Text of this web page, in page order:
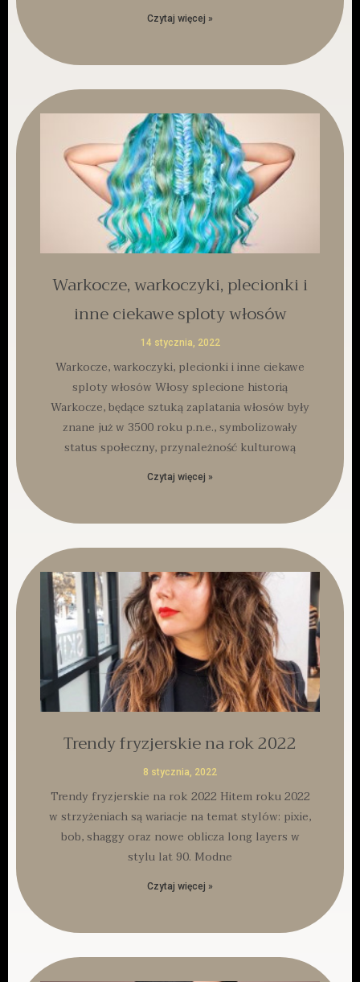
Czytaj więcej »
Warkocze, warkoczyki, plecionki i
inne ciekawe sploty włosów
14 stycznia, 2022
Warkocze, warkoczyki, plecionki i inne ciekawe
sploty włosów Włosy splecione historią
Warkocze, będące sztuką zaplatania włosów były
znane już w 3500 roku p.n.e., symbolizowały
status społeczny, przynależność kulturową
Czytaj więcej »
Trendy fryzjerskie na rok 2022
8 stycznia, 2022
Trendy fryzjerskie na rok 2022 Hitem roku 2022
w strzyżeniach są wariacje na temat stylów: pixie,
bob, shaggy oraz nowe oblicza long layers w
stylu lat 90. Modne
Czytaj więcej »